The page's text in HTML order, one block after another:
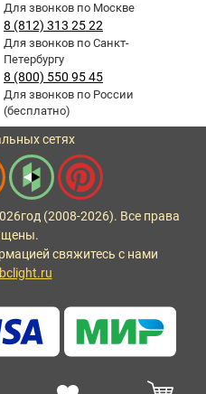
Для звонков по Москве
8 (812) 313 25 22
Для звонков по Санкт-
Петербургу
8 (800) 550 95 45
Для звонков по России
(бесплатно)
сетях
год (2008-2026). Все права
свяжитесь с нами